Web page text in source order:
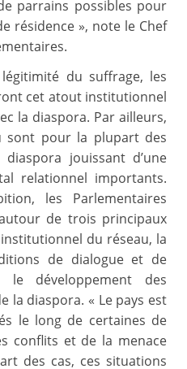
parrains possibles pour
résidence », note le Chef
du suffrage, les
cet atout institutionnel
la diaspora. Par ailleurs,
sont pour la plupart des
jouissant d’une
relationnel importants.
les Parlementaires
de trois principaux
du réseau, la
de dialogue et de
le développement des
la diaspora. « Le pays est
le long de certaines de
conflits et de la menace
des cas, ces situations